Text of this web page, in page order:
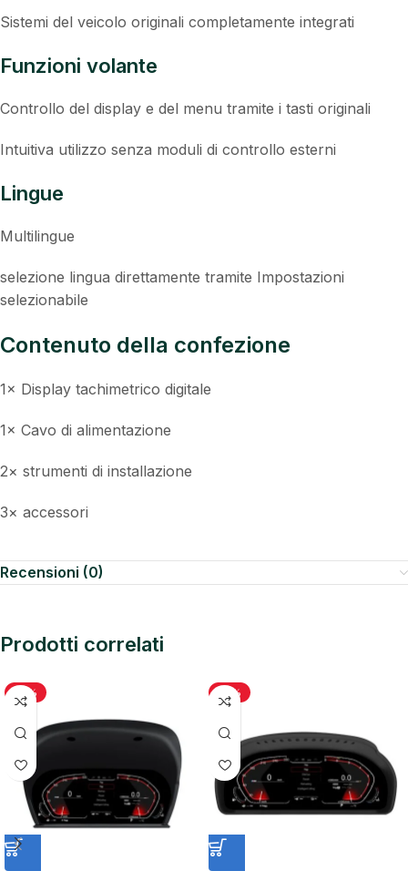
Sistemi del veicolo originali completamente integrati
Funzioni volante
Controllo del display e del menu tramite i tasti originali
Intuitiva utilizzo senza moduli di controllo esterni
Lingue
Multilingue
selezione lingua direttamente tramite Impostazioni
selezionabile
Contenuto della confezione
1× Display tachimetrico digitale
1× Cavo di alimentazione
2× strumenti di installazione
3× accessori
Recensioni (0)
Prodotti correlati
-18% -18%